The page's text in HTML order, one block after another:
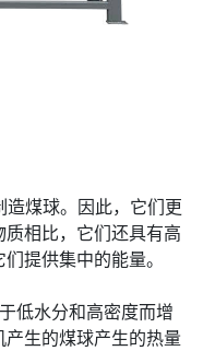
煤球。因此，它们更
相比，它们还具有高
提供集中的能量。
低水分和高密度而增
生的煤球产生的热量